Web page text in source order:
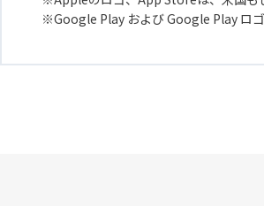
Google Play および Google Play ロ